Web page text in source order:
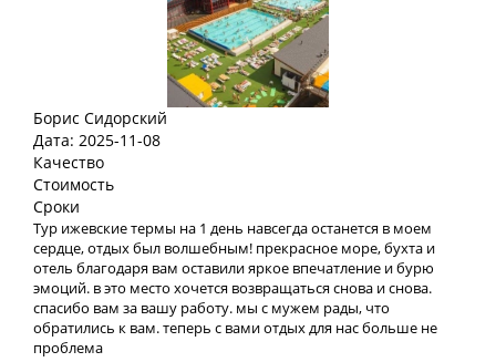
Борис Сидорский
Дата: 2025-11-08
Качество
Стоимость
Сроки
Тур ижевские термы на 1 день навсегда останется в моем
сердце, отдых был волшебным! прекрасное море, бухта и
отель благодаря вам оставили яркое впечатление и бурю
эмоций. в это место хочется возвращаться снова и снова.
спасибо вам за вашу работу. мы с мужем рады, что
обратились к вам. теперь с вами отдых для нас больше не
проблема